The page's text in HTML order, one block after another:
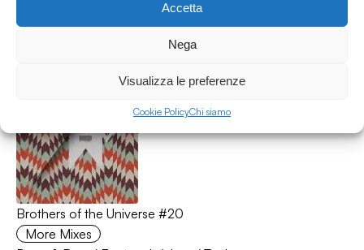
Accetta
Nega
Visualizza le preferenze
Cookie PolicyChi siamo
Brothers of the universe
Drum & Bass/Footwork/Jazz/Techno
Brothers of the Universe #20
More Mixes